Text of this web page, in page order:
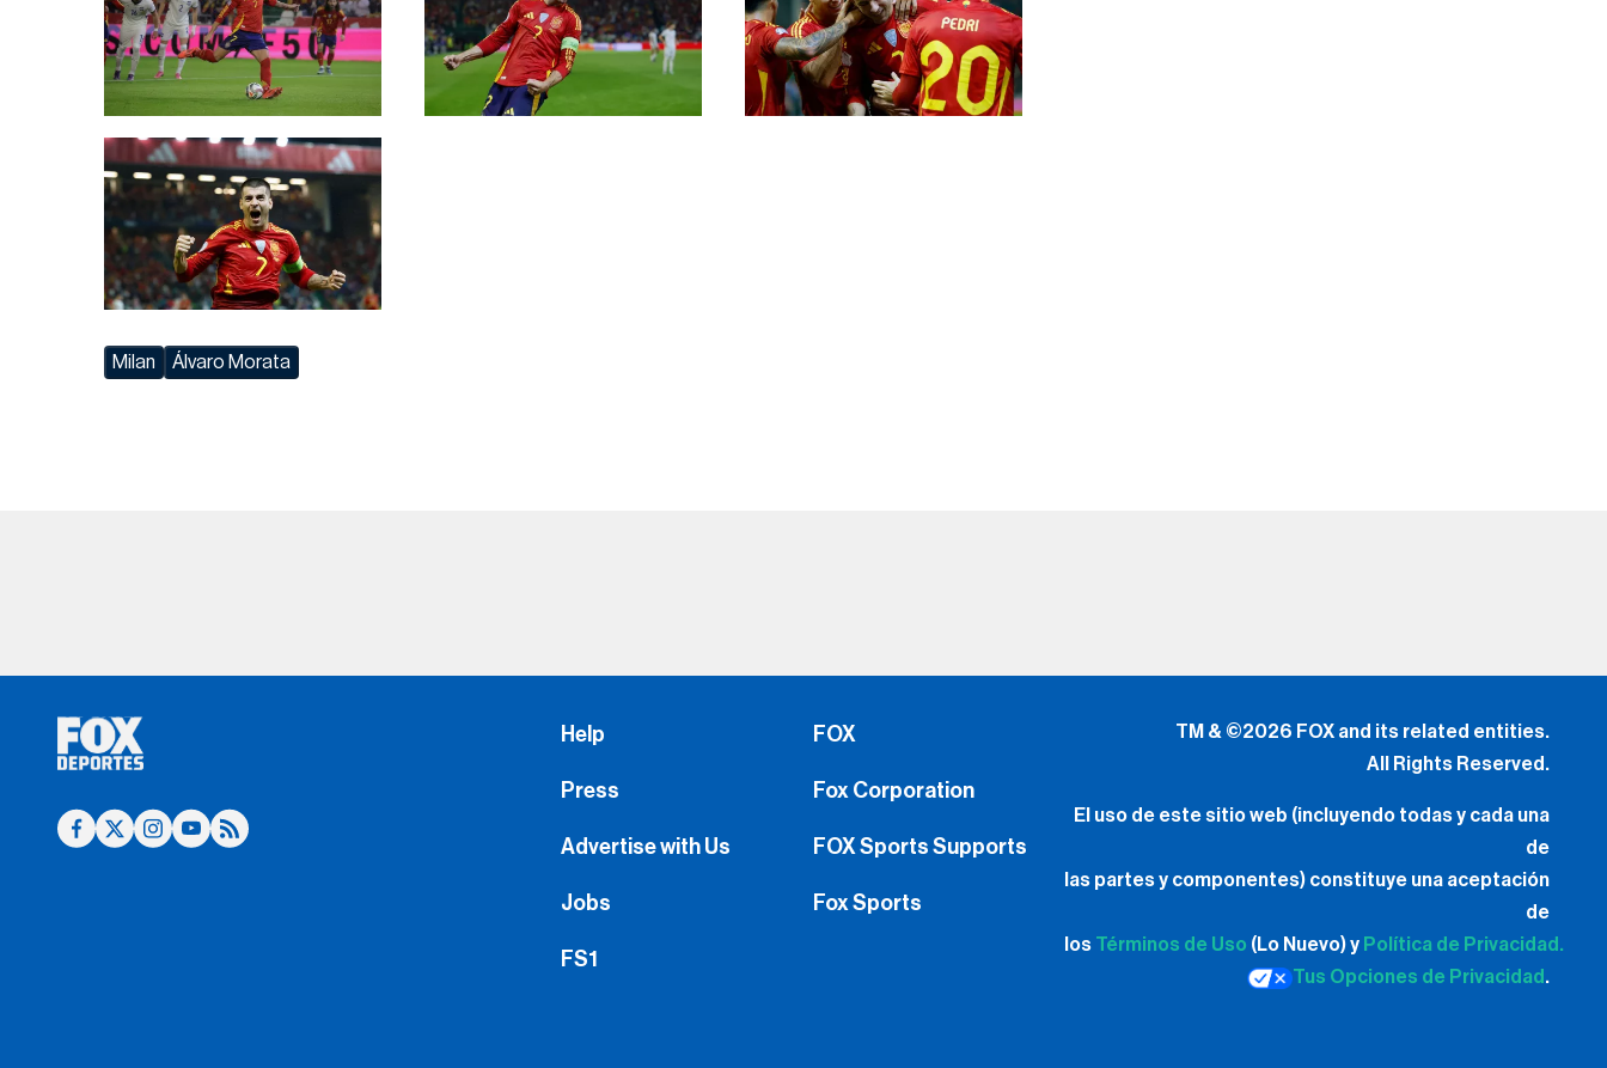
Milan Álvaro Morata
Advertise with Us
Jobs
FS1
FOX Sports Supports
Fox Sports
de
las partes y componentes) constituye una aceptación
Política de Privacidad.
Tus Opciones de Privacidad